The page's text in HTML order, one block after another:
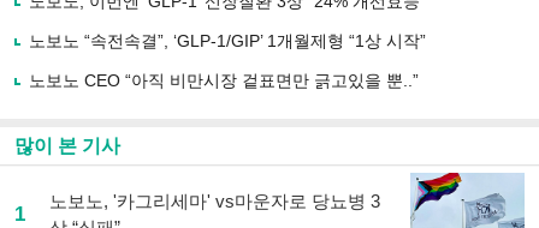
기
노보노 “속전속결”, ‘GLP-1/GIP’ 1개월제형 “1상 시작”
노보노 CEO “아직 비만시장 겉표면만 긁고있을 뿐..”
많이 본 기사
1
노보노, '카그리세마' vs마운자로 당뇨병 3